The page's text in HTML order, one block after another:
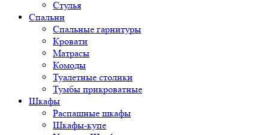
Стулья
Спальни
Спальные гарнитуры
Кровати
Матрасы
Комоды
Туалетные столики
Тумбы прикроватные
Шкафы
Распашные шкафы
Шкафы-купе